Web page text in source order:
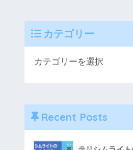
カテゴリー
Recent Posts